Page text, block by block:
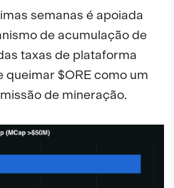
semanas é apoiada
de acumulação de
taxas de plataforma
$ORE como um
de mineração.